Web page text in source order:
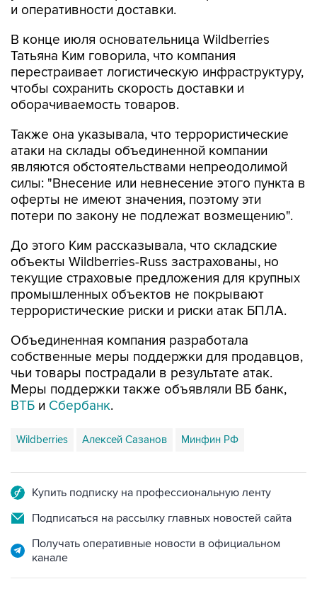
В конце июля основательница Wildberries
перестраивает логистическую инфраструктуру,
чтобы сохранить скорость доставки и
оборачиваемость товаров.
Также она указывала, что террористические
являются обстоятельствами непреодолимой
силы: "Внесение или невнесение этого пункта в
оферты не имеют значения, поэтому эти
потери по закону не подлежат возмещению".
До этого Ким рассказывала, что складские
текущие страховые предложения для крупных
промышленных объектов не покрывают
террористические риски и риски атак БПЛА.
Объединенная компания разработала
чьи товары пострадали в результате атак.
Меры поддержки также объявляли ВБ банк,
ВТБ иСбербанк.
Wildberries Алексей Сазанов
Подписаться на рассылку главных новостей сайта
Получать оперативные новости в официальном
НОВОСТИ ПО ТЕМЕ